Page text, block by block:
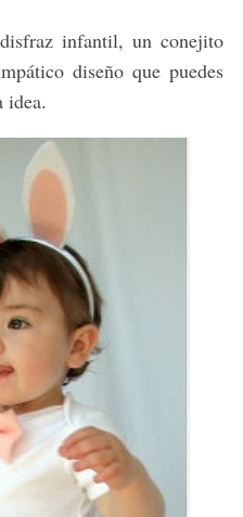
infantil, un conejito
diseño que puedes
idea.